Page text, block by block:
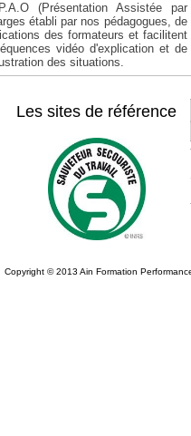
(Présentation Assistée par
établi par nos pédagogues, de
des formateurs et facilitent
vidéo d'explication et de
des situations.
Les sites de référence
Copyright © 2013 Ain Formation